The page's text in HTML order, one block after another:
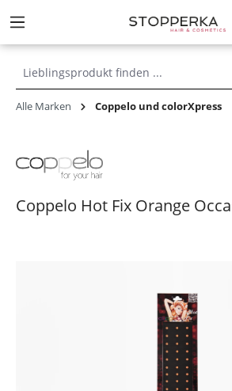
springen
Alle Marken Coppelo und colorXpress
Coppelo Hot Fix Orange